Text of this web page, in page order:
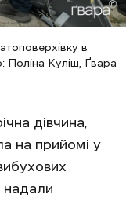
в
Поліна Куліш, Ґвара
дівчина,
на прийомі у
надали